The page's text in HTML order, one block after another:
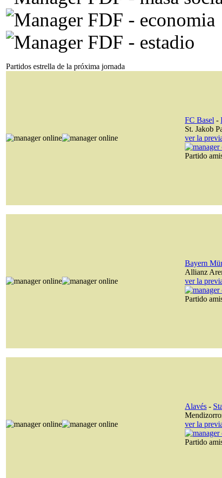
Partidos estrella de la próxima jornada
FC Basel -
St. Jakob
ver la
Partido
Bayern
Allianz
ver la
Partido
Alavés -
ver la
Partido